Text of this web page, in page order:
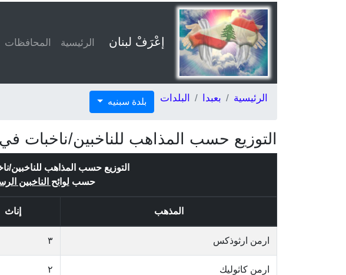
إعْرَفْ لبنان الرئيسية المحافظات
الرئيسية بعبدا البلدات بلدة سبنيه
التوزيع حسب المذاهب للناخبين/ناخبات
التوزيع حسب المذاهب للناخبين/
حسب لوائح الناخبين
المذهب إناث
ارمن ارثوذكس ٣
ارمن كاثوليك ٢